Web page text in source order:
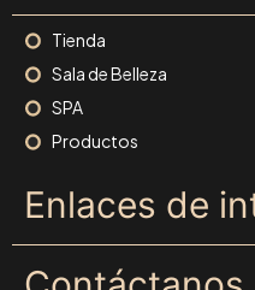
Tienda
Sala de Belleza
SPA
Productos
Enlaces de